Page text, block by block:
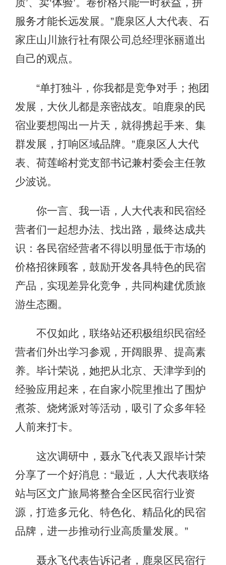
质’、卖‘体验’。卷价格只能一时获益，拼
服务才能长远发展。”鹿泉区人大代表、石
家庄山川旅行社有限公司总经理张丽道出
自己的观点。
“单打独斗，你我都是竞争对手；抱团
发展，大伙儿都是亲密战友。咱鹿泉的民
宿业要想闯出一片天，就得携起手来、集
群发展，打响区域品牌。”鹿泉区人大代
表、荷莲峪村党支部书记兼村委会主任敦
少波说。
你一言、我一语，人大代表和民宿经
营者们一起想办法、找出路，最终达成共
识：各民宿经营者不得以明显低于市场的
价格招徕顾客，鼓励开发各具特色的民宿
产品，实现差异化竞争，共同构建优质旅
游生态圈。
不仅如此，联络站还积极组织民宿经
营者们外出学习参观，开阔眼界、提高素
养。毕计荣说，她把从北京、天津学到的
经验应用起来，在自家小院里推出了围炉
煮茶、烧烤派对等活动，吸引了众多年轻
人前来打卡。
这次调研中，聂永飞代表又跟毕计荣
分享了一个好消息：“最近，人大代表联络
站与区文广旅局将整合全区民宿行业资
源，打造多元化、特色化、精品化的民宿
品牌，进一步推动行业高质量发展。”
聂永飞代表告诉记者，鹿泉区民宿行